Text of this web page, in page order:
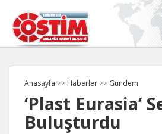
Anasayfa >> Haberler >> Gündem
‘Plast Eurasia’
Buluşturdu